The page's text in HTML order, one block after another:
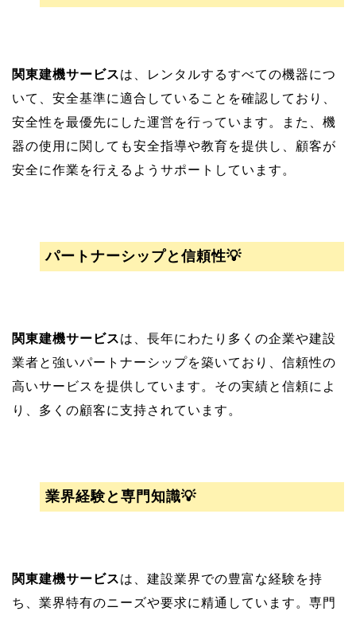
関東建機サービスは、レンタルするすべての機器につ
いて、安全基準に適合していることを確認しており、
安全性を最優先にした運営を行っています。また、機
器の使用に関しても安全指導や教育を提供し、顧客が
安全に作業を行えるようサポートしています。
パートナーシップと信頼性💡
関東建機サービスは、長年にわたり多くの企業や建設
業者と強いパートナーシップを築いており、信頼性の
高いサービスを提供しています。その実績と信頼によ
り、多くの顧客に支持されています。
業界経験と専門知識💡
関東建機サービスは、建設業界での豊富な経験を持
ち、業界特有のニーズや要求に精通しています。専門